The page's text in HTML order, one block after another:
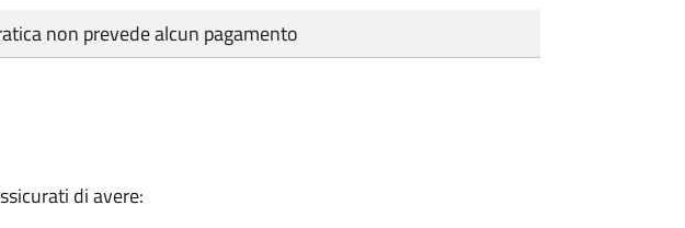
non prevede alcun pagamento
di avere: